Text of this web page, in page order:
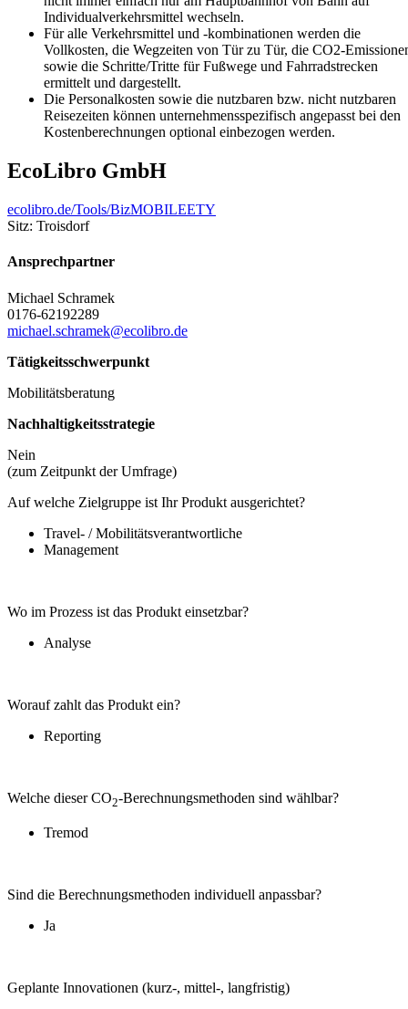
Individualverkehrsmittel wechseln.
Für alle Verkehrsmittel und -kombinationen werden die
Vollkosten, die Wegzeiten von Tür zu Tür, die CO2-
sowie die Schritte/Tritte für Fußwege und Fahrradstrecken
ermittelt und dargestellt.
Die Personalkosten sowie die nutzbaren bzw. nicht nutzbaren
Reisezeiten können unternehmensspezifisch angepasst bei den
Kostenberechnungen optional einbezogen werden.
EcoLibro GmbH
ecolibro.de/Tools/BizMOBILEETY
Sitz: Troisdorf
Ansprechpartner
Michael Schramek
0176-62192289
michael.schramek@ecolibro.de
Tätigkeitsschwerpunkt
Mobilitätsberatung
Nachhaltigkeitsstrategie
Nein
(zum Zeitpunkt der Umfrage)
Auf welche Zielgruppe ist Ihr Produkt ausgerichtet?
Travel- / Mobilitätsverantwortliche
Management
Wo im Prozess ist das Produkt einsetzbar?
Analyse
Worauf zahlt das Produkt ein?
Reporting
Welche dieser CO2-Berechnungsmethoden sind wählbar?
Tremod
Sind die Berechnungsmethoden individuell anpassbar?
Ja
Geplante Innovationen (kurz-, mittel-, langfristig)